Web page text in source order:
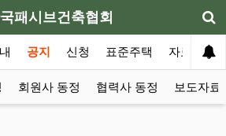
패시브건축협회
공지 신청 표준주택 자료실
회원사 동정 협력사 동정 보도자료